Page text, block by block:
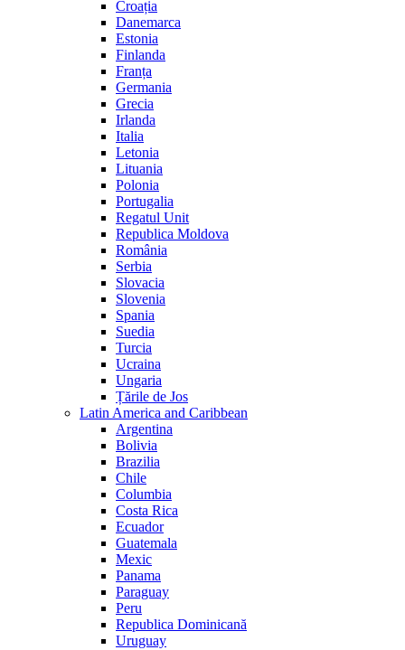
Croația
Danemarca
Estonia
Finlanda
Franța
Germania
Grecia
Irlanda
Italia
Letonia
Lituania
Polonia
Portugalia
Regatul Unit
Republica Moldova
România
Serbia
Slovacia
Slovenia
Spania
Suedia
Turcia
Ucraina
Ungaria
Țările de Jos
Latin America and Caribbean
Argentina
Bolivia
Brazilia
Chile
Columbia
Costa Rica
Ecuador
Guatemala
Mexic
Panama
Paraguay
Peru
Republica Dominicană
Uruguay